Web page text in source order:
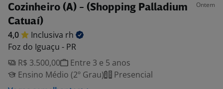
Cozinheiro (A) - (Shopping Palladium
Catuaí)
Ontem
4,0 Inclusiva rh
Foz do Iguaçu - PR
R$ 3.500,00
Entre 3 e 5 anos
Ensino Médio (2º Grau)
Presencial